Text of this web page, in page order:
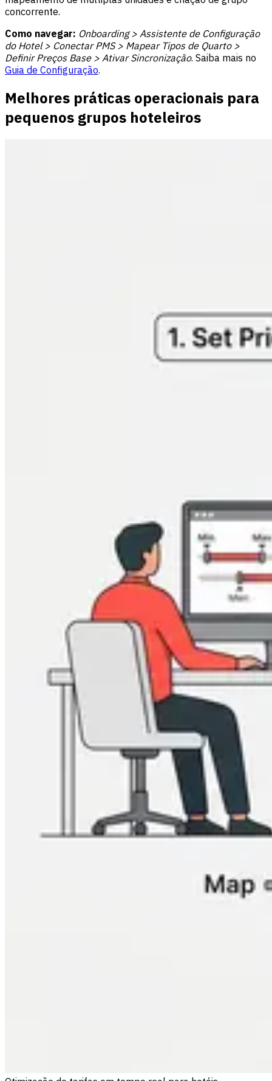
concorrente.
Como navegar: Onboarding > Assistente de Configuração
do Hotel > Conectar PMS > Mapear Tipos de Quarto >
Definir Preços Base > Ativar Sincronização. Saiba mais no
Guia de Configuração.
Melhores práticas operacionais para
pequenos grupos hoteleiros